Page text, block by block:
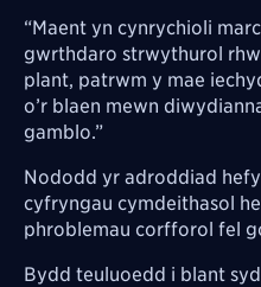
“Maent yn cynrychioli
gwrthdaro strwythurol
plant, patrwm y mae
o’r blaen mewn
gamblo.”
Nododd yr adroddiad
cyfryngau cymdeithasol
phroblemau corfforol fel
Bydd teuluoedd i blant